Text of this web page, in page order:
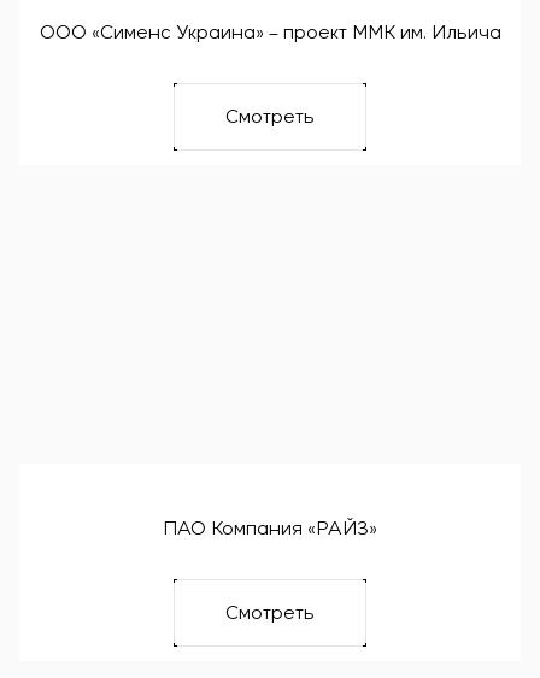
ООО «Сименс Украина» – проект ММК им. Ильича
Смотреть
ПАО Компания «РАЙЗ»
Смотреть